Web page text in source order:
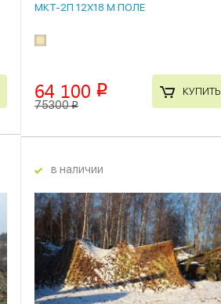
МКТ-2П 12Х18 М ПОЛЕ
64 100 p
75300p
КУПИТЬ
в наличии